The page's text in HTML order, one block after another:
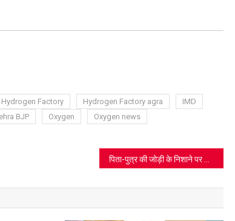
Hydrogen Factory Hydrogen Factory agra
IMD
BJP Oxygen
Oxygen news